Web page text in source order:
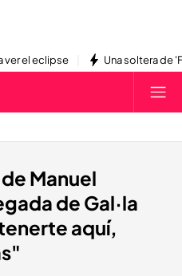
ver el eclipse Una soltera de
Manuel
de Gal·la
aquí,